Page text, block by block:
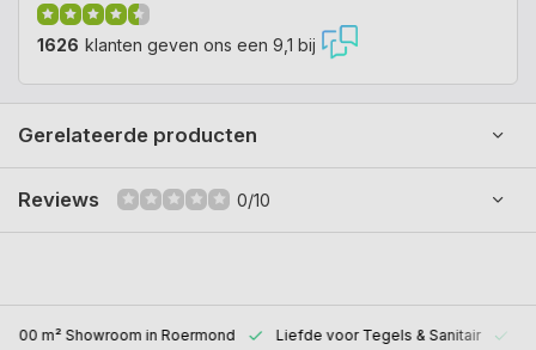
1626 klanten geven ons een 9,1 bij
Gerelateerde producten
Reviews 0/10
1000 m² Showroom in Roermond Liefde voorTegels & Sanitair